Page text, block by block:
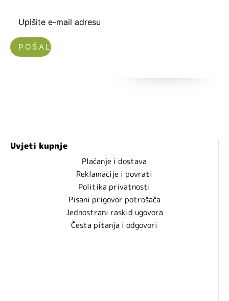
Upišite e-mail adresu
Uvjeti kupnje
Plaćanje i dostava
Reklamacije i povrati
Politika privatnosti
Pisani prigovor potrošača
Jednostrani raskid ugovora
Česta pitanja i odgovori